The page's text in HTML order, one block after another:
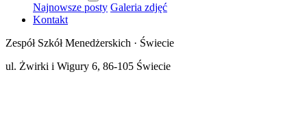
Najnowsze posty Galeria zdjęć
Kontakt
Zespół Szkół Menedżerskich · Świecie
ul. Żwirki i Wigury 6, 86-105 Świecie